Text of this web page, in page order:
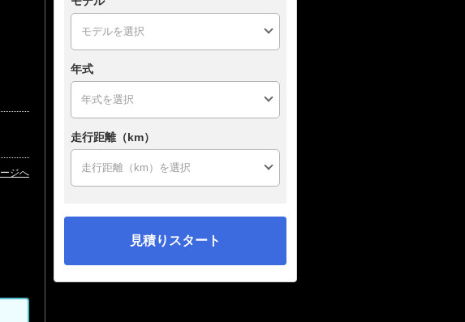
ジへ
年式
走行距離（km）
見積りスタート